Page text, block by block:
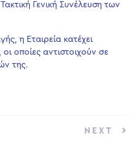
Γενική Συνέλευση των
η Εταιρεία κατέχει
οι οποίες αντιστοιχούν σε
της.
NEXT